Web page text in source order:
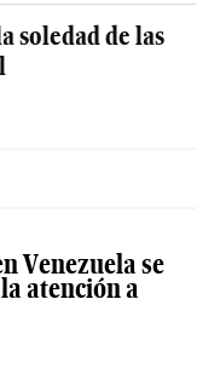
soledad de las
Venezuela se
atención a